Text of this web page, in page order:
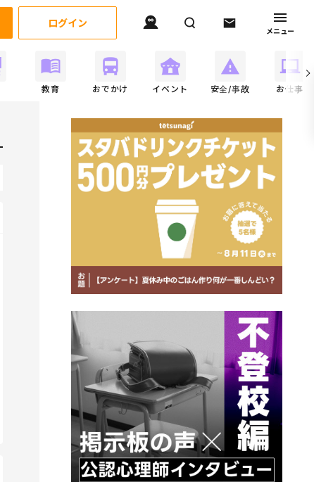
ログイン
メニュー
教育 おでかけ イベント 安全/事故 お仕事